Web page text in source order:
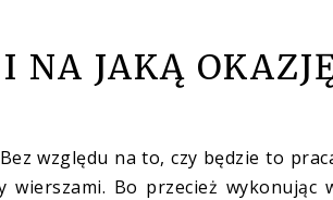
JAKĄ
względu na to, czy będzie to
wierszami. Bo przecież wykonując